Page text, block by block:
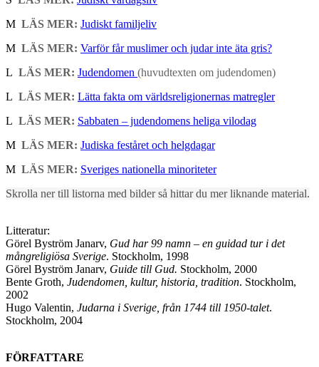
M LÄS MER: Judiskt familjeliv
M LÄS MER: Varför får muslimer och judar inte äta gris?
L LÄS MER: Judendomen (huvudtexten om judendomen)
L LÄS MER: Lätta fakta om världsreligionernas matregler
L LÄS MER: Sabbaten – judendomens heliga vilodag
M LÄS MER: Judiska feståret och helgdagar
M LÄS MER: Sveriges nationella minoriteter
Skrolla ner till listorna med bilder så hittar du mer liknande material.
Litteratur:
Görel Byström Janarv, Gud har 99 namn – en guidad tur i det
mångreligiösa Sverige. Stockholm, 1998
Görel Byström Janarv, Guide till Gud. Stockholm, 2000
Bente Groth, Judendomen, kultur, historia, tradition. Stockholm,
2002
Hugo Valentin, Judarna i Sverige, från 1744 till 1950-talet.
Stockholm, 2004
FÖRFATTARE